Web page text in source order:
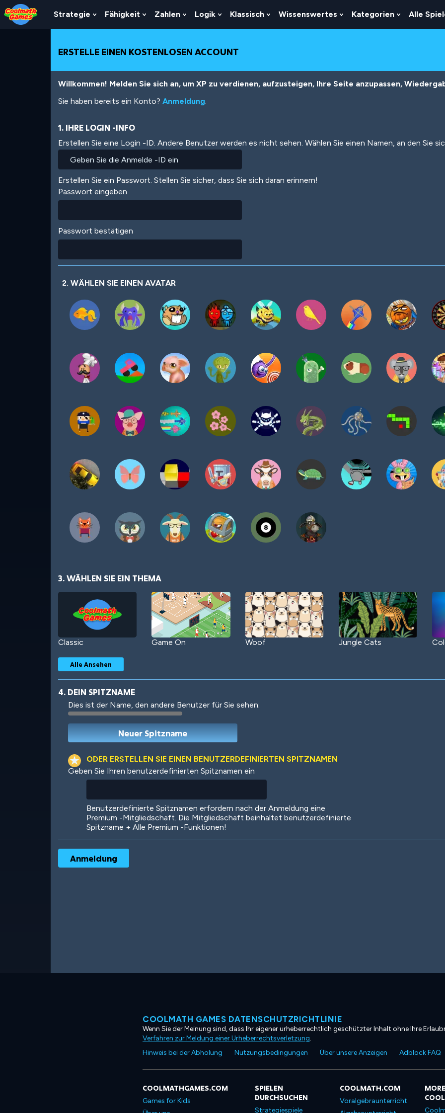
Skip
to
Top
Skip
to
Navigation
Skip
to
Main
Skip
to
Footer
Direkt
zum
Inhalt
Strategie
Show
Submenu
Strategie
Fähigkeit
Show
Submenu
Fähigkeit
Zahlen
Show
Submenu
Zahlen
Logik
Show
Submenu
Logik
Klassisch
Show
Submenu
Wissenswertes
Show
Submenu
Kategorien
Show
Submenu
Alle
ERSTELLE EINEN KOSTENLOSEN ACCOUNT
Willkommen! Melden Sie sich an, um XP zu verdienen, aufzusteigen, Ihre Seite anzupassen,
Sie haben bereits ein Konto? Anmeldung.
1. IHRE LOGIN -INFO
Erstellen Sie eine Login -ID. Andere Benutzer werden es nicht sehen. Wählen Sie einen Namen, an den Sie
Erstellen Sie ein Passwort. Stellen Sie sicher, dass Sie sich daran erinnern!
Passwort eingeben
Passwort bestätigen
2. WÄHLEN SIE EINEN AVATAR
3. WÄHLEN SIE EIN THEMA
Classic Game On Woof Jungle Cats
Robotic International
Ooh! Aah!
Alle Ansehen
4. DEIN SPITZNAME
Dies ist der Name, den andere Benutzer für Sie sehen:
ODER ERSTELLEN SIE EINEN BENUTZERDEFINIERTEN SPITZNAMEN
Geben Sie Ihren benutzerdefinierten Spitznamen ein
Benutzerdefinierte Spitznamen erfordern nach der Anmeldung eine
Premium -Mitgliedschaft. Die Mitgliedschaft beinhaltet benutzerdefinierte
Spitzname + Alle Premium -Funktionen!
COOLMATH GAMES DATENSCHUTZRICHTLINIE
Wenn Sie der Meinung sind, dass Ihr eigener urheberrechtlich geschützter Inhalt ohne Ihre
Verfahren zur Meldung einer Urheberrechtsverletzung.
Hinweis bei der Abholung
Nutzungsbedingungen Über unsere Anzeigen Adblock FAQ
COOLMATHGAMES.COM
Games for Kids
SPIELEN
DURCHSUCHEN
Strategiespiele
COOLMATH.COM
Voralgebraunterricht